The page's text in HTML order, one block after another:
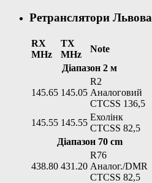
Ретранслятори Львова
RX
MHz
TX
MHz
Note
Діапазон 2 м
145.65 145.05
R2
Аналоговий
CTCSS 136,5
145.55 145.55
Ехолінк
CTCSS 82,5
Діапазон 70 cm
438.80 431.20
R76
Аналог./DMR
CTCSS 82,5